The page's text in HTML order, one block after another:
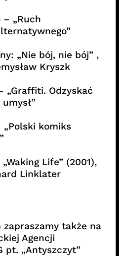
– „Ruch
„Nie bój, nie bój” ,
Kryszk
„Graffiti. Odzyskać
komiks
Life” (2001),
Linklater
zapraszamy także na
Agencji
pt. „Antyszczyt”